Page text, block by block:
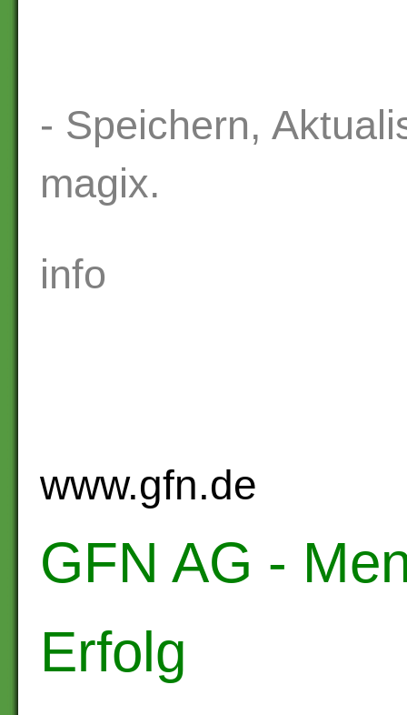
- Speichern,
magix.
info
www.gfn.de
GFN AG -
Erfolg